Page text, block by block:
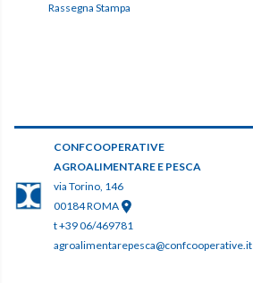
CONFCOOPERATIVE
AGROALIMENTARE E PESCA
via Torino, 146
00184 ROMA
t +39 06/469781
agroalimentarepesca@confcooperative.it
Rassegna Stampa